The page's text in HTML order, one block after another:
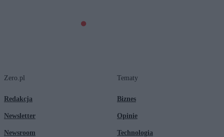
Zero.pl
Redakcja
Newsletter
Newsroom
Tematy
Biznes
Opinie
Technologia